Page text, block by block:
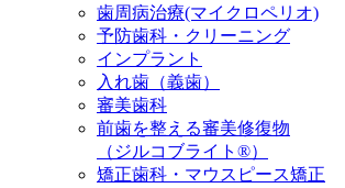
歯周病治療(マイクロペリオ)
予防歯科・クリーニング
インプラント
入れ歯（義歯）
審美歯科
前歯を整える審美修復物
（ジルコブライト®）
矯正歯科・マウスピース矯正